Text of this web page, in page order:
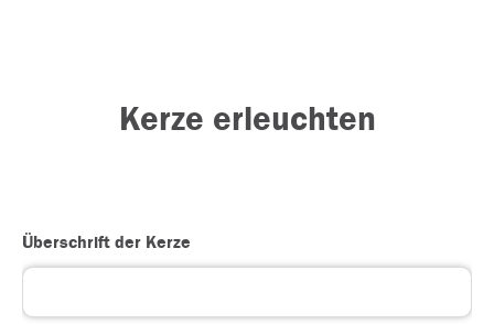
Kerze erleuchten
Überschrift der Kerze